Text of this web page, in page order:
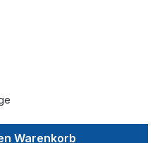
Warenkorb